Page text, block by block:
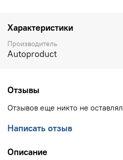
Характеристики
Производитель
Autoproduct
Отзывы
Отзывов еще никто не оставлял
Написать отзыв
Описание